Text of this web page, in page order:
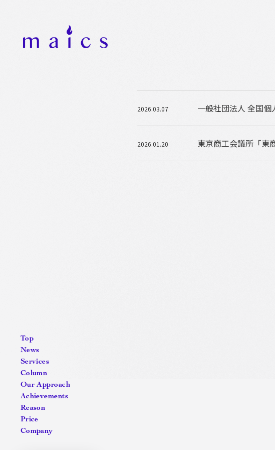
Top
News
Services
Column
Our Approach
Achievements
Reason
Price
Company
2026.03.07 一般社団法人 全国
2026.01.20 東京商工会議所「東